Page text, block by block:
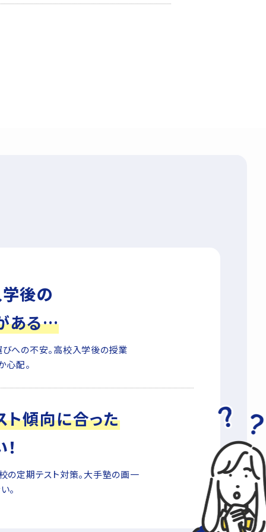
後の
ある…
への不安。高校入学後の授業
心配。
ト傾向に合った
の定期テスト対策。大手塾の画一
。